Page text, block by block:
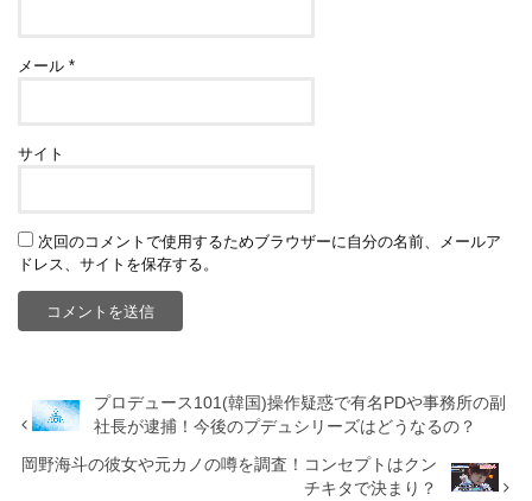
メール*
サイト
次回のコメントで使用するためブラウザーに自分の名前、メールア
ドレス、サイトを保存する。
プロデュース101(韓国)操作疑惑で有名PDや事務所の副
社長が逮捕！今後のプデュシリーズはどうなるの？
岡野海斗の彼女や元カノの噂を調査！コンセプトはクン
チキタで決まり？